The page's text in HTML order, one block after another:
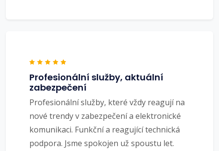
Profesionální služby, aktuální
zabezpečení
Profesionální služby, které vždy reagují na
nové trendy v zabezpečení a elektronické
komunikaci. Funkční a reagující technická
podpora. Jsme spokojen už spoustu let.